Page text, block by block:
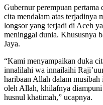
Gubernur perempuan
cita mendalam atas terjadinya
longsor yang terjadi di Aceh
meninggal dunia. Khususnya
Jaya.
“Kami menyampaikan duka
innalilahi wa innailaihi
haribaan Allah dalam
oleh Allah, khilafnya
husnul khatimah,” ucapnya.